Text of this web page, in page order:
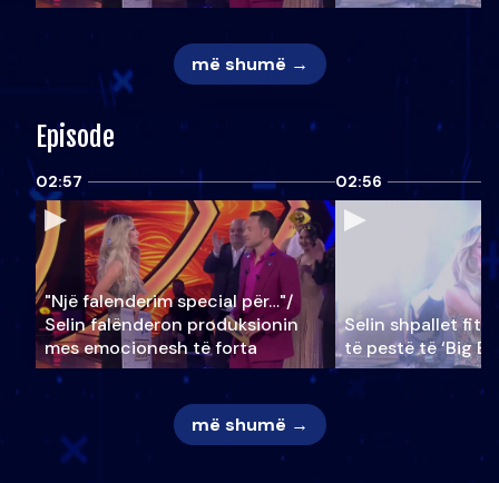
më shumë →
Episode
02:57
"Një falenderim special për…"/
Selin falënderon produksionin
mes emocionesh të forta
02:56
Selin shpallet
të pestë të ‘Big
më shumë →